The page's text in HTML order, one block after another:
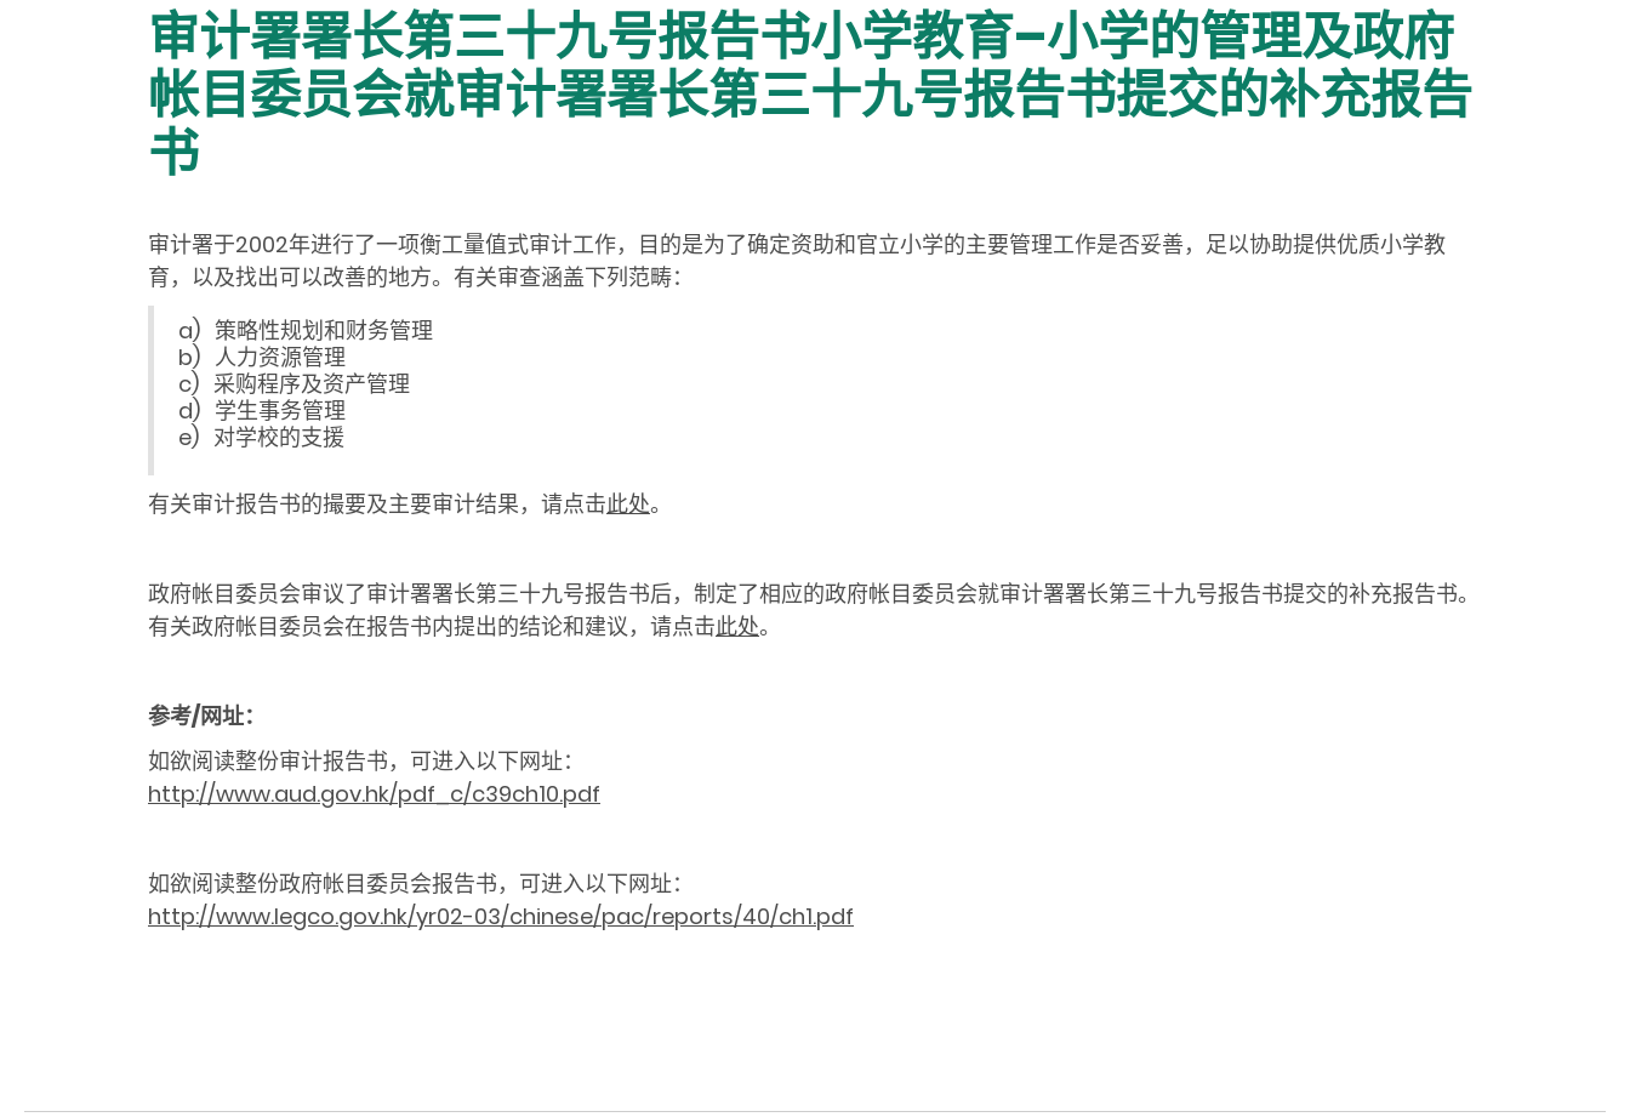
审计署署长第三十九号报告书小学教育–小学的管理及政府
帐目委员会就审计署署长第三十九号报告书提交的补充报告
书
审计署于2002年进行了一项衡工量值式审计工作，目的是为了确定资助和官立小学的主要管理工作是否妥善，足以协助提供优质小学教
育，以及找出可以改善的地方。有关审查涵盖下列范畴：
a) 策略性规划和财务管理
b) 人力资源管理
c) 采购程序及资产管理
d) 学生事务管理
e) 对学校的支援
有关审计报告书的撮要及主要审计结果，请点击此处。
政府帐目委员会审议了审计署署长第三十九号报告书后，制定了相应的政府帐目委员会就审计署署长第三十九号报告书提交的补充报告书。
有关政府帐目委员会在报告书内提出的结论和建议，请点击此处。
参考/网址：
如欲阅读整份审计报告书，可进入以下网址：
http://www.aud.gov.hk/pdf_c/c39ch10.pdf
如欲阅读整份政府帐目委员会报告书，可进入以下网址：
http://www.legco.gov.hk/yr02-03/chinese/pac/reports/40/ch1.pdf